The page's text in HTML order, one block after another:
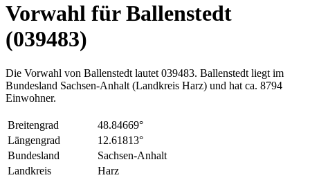
Vorwahl für Ballenstedt
(039483)
Die Vorwahl von Ballenstedt lautet 039483. Ballenstedt liegt im
Bundesland Sachsen-Anhalt (Landkreis Harz) und hat ca. 8794
Einwohner.
Breitengrad
48.84669°
Längengrad
12.61813°
Bundesland
Sachsen-Anhalt
Landkreis
Harz